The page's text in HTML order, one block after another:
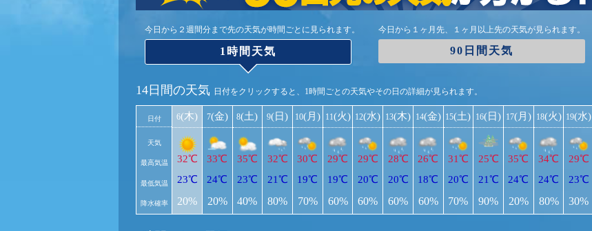
今日から２週間分まで先の天気が時間ごとに見られます。
1時間天気
今日から１ヶ月先、１ヶ月以上先の天気が見られます。
90日間天気
14日間の天気 日付をクリックすると、1時間ごとの天気やその日の詳細が見られます。
日付
天気
最高気温
最低気温
降水確率
6(木)
32℃
23℃
20%
7(金)
33℃
24℃
20%
8(土)
35℃
23℃
40%
9(日)
32℃
21℃
80%
10(月)
30℃
19℃
70%
11(火)
29℃
19℃
60%
12(水)
29℃
20℃
60%
13(木)
28℃
20℃
60%
14(金)
26℃
18℃
60%
15(土)
31℃
20℃
70%
16(日)
25℃
21℃
90%
17(月)
35℃
24℃
20%
18(火)
34℃
24℃
80%
19(水)
29℃
23℃
30%